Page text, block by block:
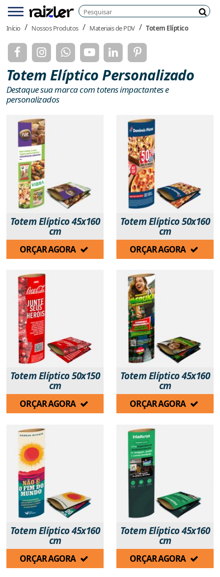
Menu Pesquisar
Início Nossos Produtos Materiais de PDV Totem Elíptico
Totem Elíptico Personalizado
Destaque sua marca com totens impactantes e
personalizados
Totem Elíptico 45x160
cm
ORÇAR AGORA
Totem Elíptico 50x160
cm
ORÇAR AGORA
Totem Elíptico 50x150
cm
ORÇAR AGORA
Totem Elíptico 45x160
cm
ORÇAR AGORA
Totem Elíptico 45x160
cm
ORÇAR AGORA
Totem Elíptico 45x160
cm
ORÇAR AGORA